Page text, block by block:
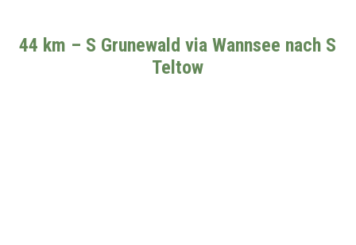
44 km – S Grunewald via Wannsee nach S
Teltow